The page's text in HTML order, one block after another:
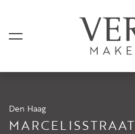
Den Haag
MARCELISSTRAAT
AANBOD